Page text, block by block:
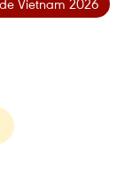
Vietnam 2026